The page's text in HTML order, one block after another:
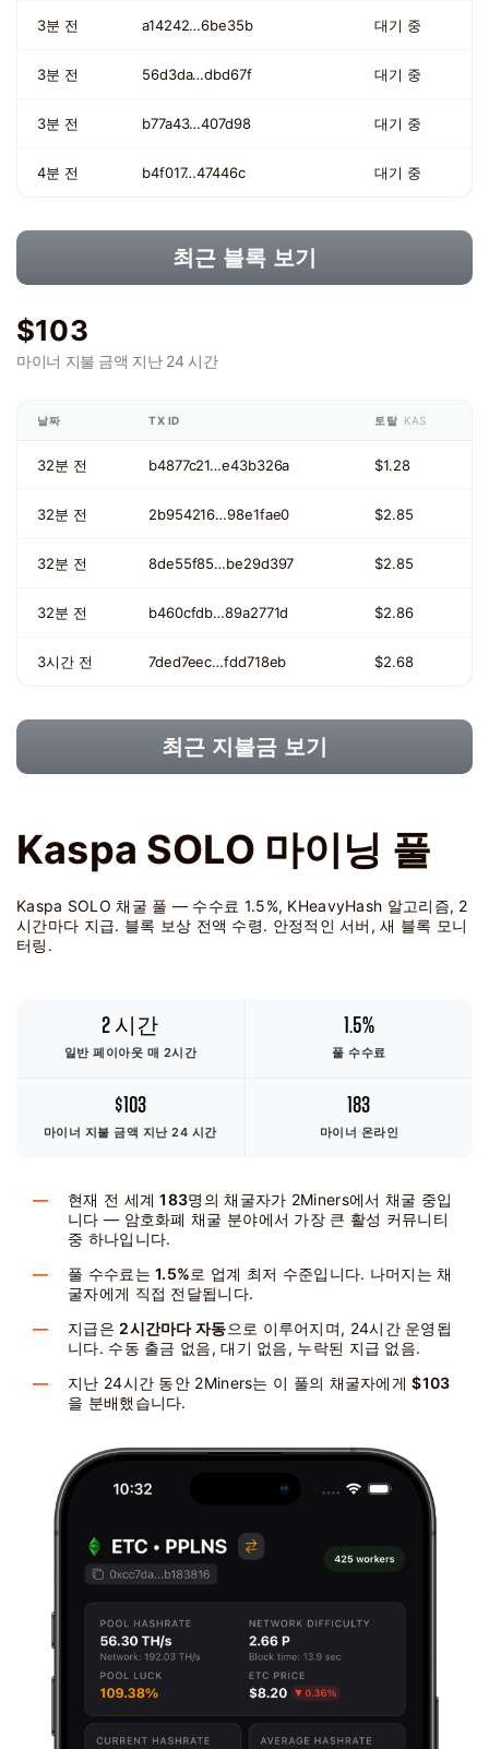
3분 전 a14242…6be35b 대기 중
3분 전 56d3da…dbd67f 대기 중
3분 전 b77a43…407d98 대기 중
4분 전 b4f017…47446c 대기 중
최근 블록 보기
$103
마이너 지불 금액 지난 24 시간
날짜 TX ID 토탈 KAS
32분 전 b4877c21…e43b326a $1.28
32분 전 2b954216…98e1fae0 $2.85
32분 전 8de55f85…be29d397 $2.85
32분 전 b460cfdb…89a2771d $2.86
3시간 전 7ded7eec…fdd718eb $2.68
최근 지불금 보기
Kaspa SOLO 마이닝 풀
Kaspa SOLO 채굴 풀 — 수수료 1.5%, KHeavyHash 알고리즘, 2
시간마다 지급. 블록 보상 전액 수령. 안정적인 서버, 새 블록 모니
터링.
2 시간
일반 페이아웃 매 2시간
1.5%
풀 수수료
$103
마이너 지불 금액 지난 24 시간
183
마이너 온라인
현재 전 세계183명의 채굴자가 2Miners에서 채굴 중입
니다 — 암호화폐 채굴 분야에서 가장 큰 활성 커뮤니티
중 하나입니다.
풀 수수료는1.5%로 업계 최저 수준입니다. 나머지는 채
굴자에게 직접 전달됩니다.
지급은 2시간마다 자동으로 이루어지며, 24시간 운영됩
니다. 수동 출금 없음, 대기 없음, 누락된 지급 없음.
지난 24시간 동안 2Miners는 이 풀의 채굴자에게$103
을 분배했습니다.